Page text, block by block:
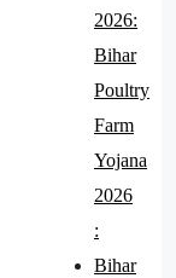
2026:
Bihar
Poultry
Farm
Yojana
2026
:
Bihar